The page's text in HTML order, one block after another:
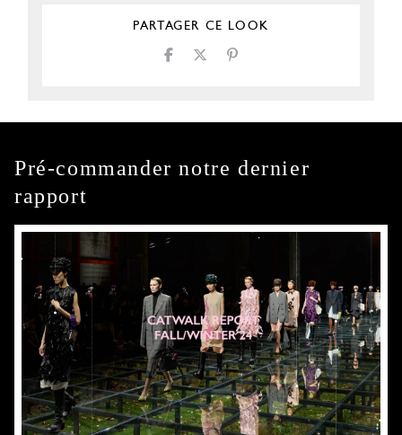
PARTAGER CE LOOK
Pré-commander notre dernier
rapport